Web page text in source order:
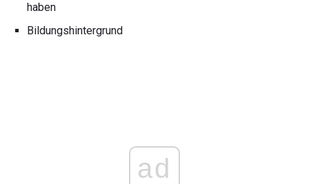
haben
Bildungshintergrund
ad